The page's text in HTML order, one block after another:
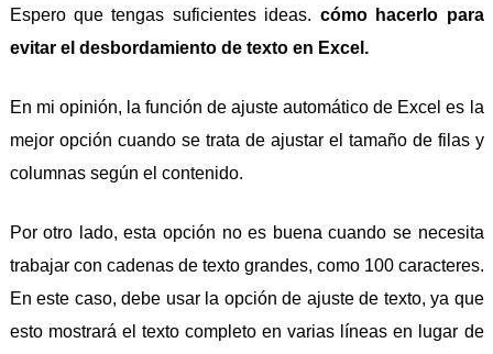
Espero que tengas suficientes ideas. cómo hacerlo para
evitar el desbordamiento de texto en Excel.
En mi opinión, la función de ajuste automático de Excel es la
mejor opción cuando se trata de ajustar el tamaño de filas y
columnas según el contenido.
Por otro lado, esta opción no es buena cuando se necesita
trabajar con cadenas de texto grandes, como 100 caracteres.
En este caso, debe usar la opción de ajuste de texto, ya que
esto mostrará el texto completo en varias líneas en lugar de